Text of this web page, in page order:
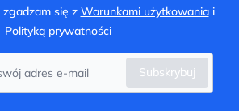
zgadzam się z Warunkami użytkowaniai
Polityką prywatności
Subskrybuj